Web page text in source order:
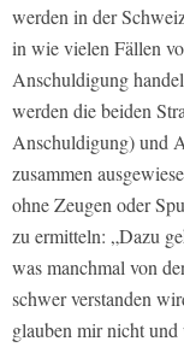
werden in der
in wie vielen Fällen
Anschuldigung
werden die beiden
Anschuldigung) und
zusammen
ohne Zeugen oder
zu ermitteln: „Dazu
was manchmal von
schwer verstanden
glauben mir nicht